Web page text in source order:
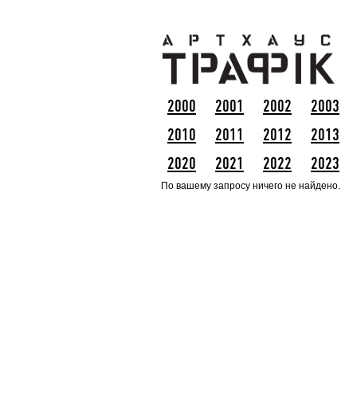
2000 2001 2002 2003
2010
2011 2012 2013
2020
2021 2022 2023
По вашему запросу ничего не найдено.